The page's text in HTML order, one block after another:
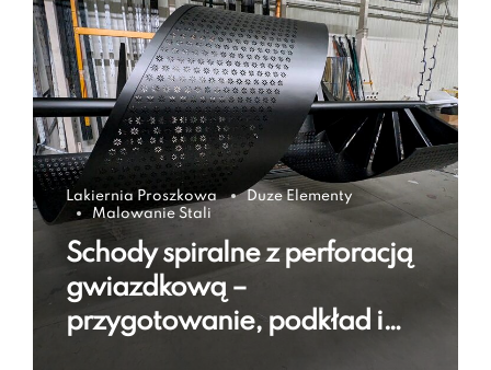
Lakiernia Proszkowa
Duze Elementy
Malowanie Stali
Schody spiralne z perforacją
gwiazdkową –
przygotowanie, podkład i